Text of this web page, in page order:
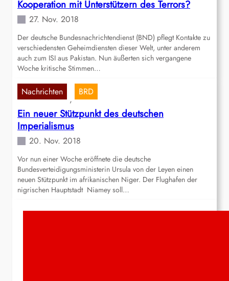
Kooperation mit Unterstützern des Terrors?
27. Nov. 2018
Der deutsche Bundesnachrichtendienst (BND) pflegt Kontakte zu
verschiedensten Geheimdiensten dieser Welt, unter anderem
auch zum ISI aus Pakistan. Nun äußerten sich vergangene
Woche kritische Stimmen…
Nachrichten
,
BRD
Ein neuer Stützpunkt des deutschen
Imperialismus
20. Nov. 2018
Vor nun einer Woche eröffnete die deutsche
Bundesverteidigungsministerin Ursula von der Leyen einen
neuen Stützpunkt im afrikanischen Niger. Der Flughafen der
nigrischen Hauptstadt Niamey soll…